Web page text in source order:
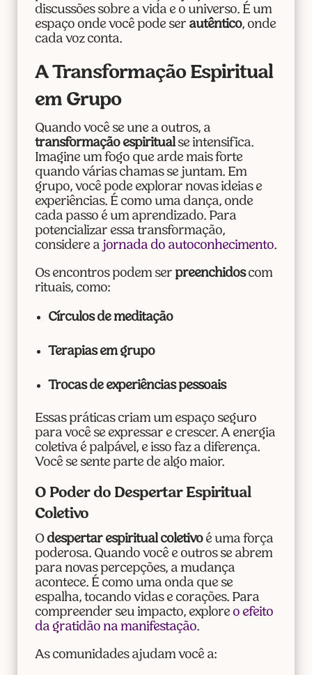
discussões sobre a vida e o universo. É um
espaço onde você pode ser autêntico, onde
cada voz conta.
A Transformação Espiritual
em Grupo
Quando você se une a outros, a
transformação espiritualse intensifica.
Imagine um fogo que arde mais forte
quando várias chamas se juntam. Em
grupo, você pode explorar novas ideias e
experiências. É como uma dança, onde
cada passo é um aprendizado. Para
potencializar essa transformação,
considere a jornada do autoconhecimento.
Os encontros podem ser preenchidoscom
rituais, como:
Círculos de meditação
Terapias em grupo
Trocas de experiências pessoais
Essas práticas criam um espaço seguro
para você se expressar e crescer. A energia
coletiva é palpável, e isso faz a diferença.
Você se sente parte de algo maior.
O Poder do Despertar Espiritual
Coletivo
O despertar espiritual coletivoé uma força
poderosa. Quando você e outros se abrem
para novas percepções, a mudança
acontece. É como uma onda que se
espalha, tocando vidas e corações. Para
compreender seu impacto, explore o efeito
da gratidão na manifestação.
As comunidades ajudam você a: